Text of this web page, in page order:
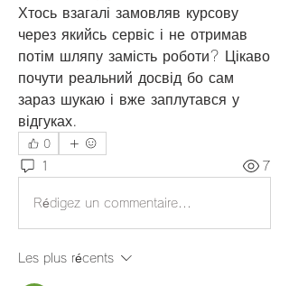
Хтось взагалі замовляв курсову
через якийсь сервіс і не отримав
потім шляпу замість роботи? Цікаво
почути реальний досвід бо сам
зараз шукаю і вже заплутався у
відгуках.
0
1 7
Rédigez un commentaire...
Les plus récents